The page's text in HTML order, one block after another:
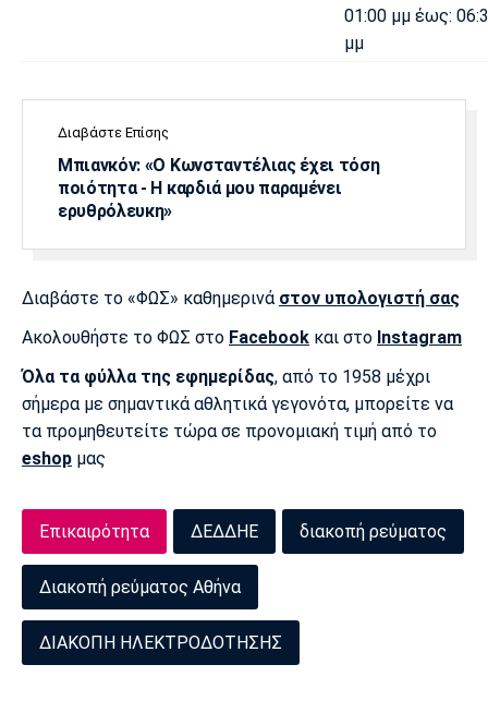
01:00 μμ έως:
μμ
Διαβάστε Επίσης
Μπιανκόν: «Ο Κωνσταντέλιας έχει τόση
ποιότητα - Η καρδιά μου παραμένει
ερυθρόλευκη»
Διαβάστε το «ΦΩΣ» καθημερινά στον υπολογιστή σας
Ακολουθήστε το ΦΩΣ στο Facebook και στο Instagram
Όλα τα φύλλα της εφημερίδας, από το 1958 μέχρι
σήμερα με σημαντικά αθλητικά γεγονότα, μπορείτε να
τα προμηθευτείτε τώρα σε προνομιακή τιμή από το
eshop μας
Επικαιρότητα ΔΕΔΔΗΕ διακοπή ρεύματος
Διακοπή ρεύματος Αθήνα
ΔΙΑΚΟΠΗ ΗΛΕΚΤΡΟΔΟΤΗΣΗΣ